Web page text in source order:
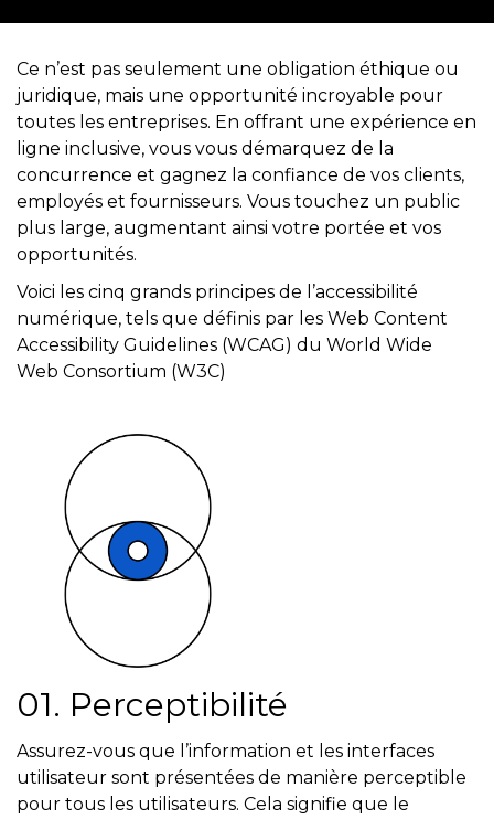
Ce n’est pas seulement une obligation éthique ou
juridique, mais une opportunité incroyable pour
toutes les entreprises. En offrant une expérience en
ligne inclusive, vous vous démarquez de la
concurrence et gagnez la confiance de vos clients,
employés et fournisseurs. Vous touchez un public
plus large, augmentant ainsi votre portée et vos
opportunités.
Voici les cinq grands principes de l’accessibilité
numérique, tels que définis par les Web Content
Accessibility Guidelines (WCAG) du World Wide
Web Consortium (W3C)
01. Perceptibilité
Assurez-vous que l’information et les interfaces
utilisateur sont présentées de manière perceptible
pour tous les utilisateurs. Cela signifie que le